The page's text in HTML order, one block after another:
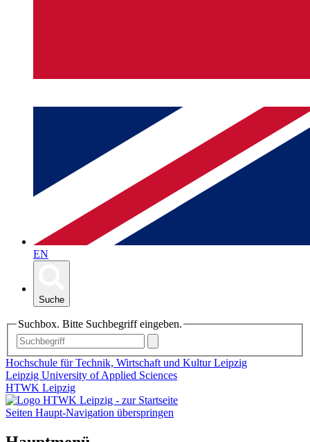
EN
Suche
Suchbox. Bitte Suchbegriff eingeben.
Hochschule für Technik, Wirtschaft und Kultur Leipzig
Leipzig University of Applied Sciences
HTWK Leipzig
Seiten Haupt-Navigation überspringen